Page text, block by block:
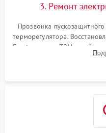
3. Ремонт
Прозвонка
терморегулятора.
Frost, включая ТЭН оттайки
платы управления